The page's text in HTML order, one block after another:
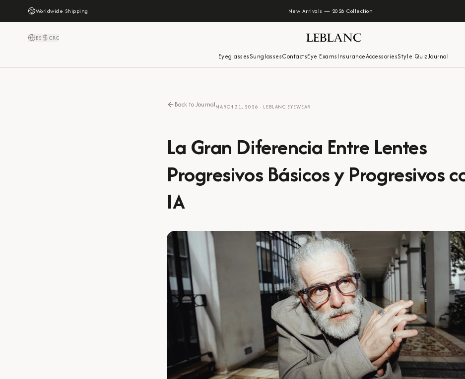
Worldwide Shipping New Arrivals — 2026 Collection
ES CRC
EyeglassesSunglassesContactsEye ExamsInsuranceAccessoriesStyle QuizJournal
Back to JournalMARCH 31, 2026 · LEBLANC EYEWEAR
La Gran Diferencia Entre Lentes
Progresivos Básicos y Progresivos
IA